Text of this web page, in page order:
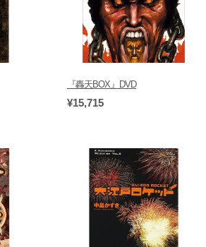
『轟天BOX』DVD
¥15,715